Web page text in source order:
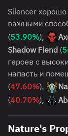
Silencer хорошо
важными
(53.90%),
Shadow Fiend (
героев с
напасть и
(47.60%),
(40.70%),
Nature's